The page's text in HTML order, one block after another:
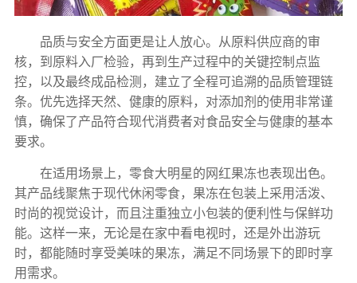
品质与安全方面更是让人放心。从原料供应商的审
核，到原料入厂检验，再到生产过程中的关键控制点监
控，以及最终成品检测，建立了全程可追溯的品质管理链
条。优先选择天然、健康的原料，对添加剂的使用非常谨
慎，确保了产品符合现代消费者对食品安全与健康的基本
要求。
在适用场景上，零食大明星的网红果冻也表现出色。
其产品线聚焦于现代休闲零食，果冻在包装上采用活泼、
时尚的视觉设计，而且注重独立小包装的便利性与保鲜功
能。这样一来，无论是在家中看电视时，还是外出游玩
时，都能随时享受美味的果冻，满足不同场景下的即时享
用需求。